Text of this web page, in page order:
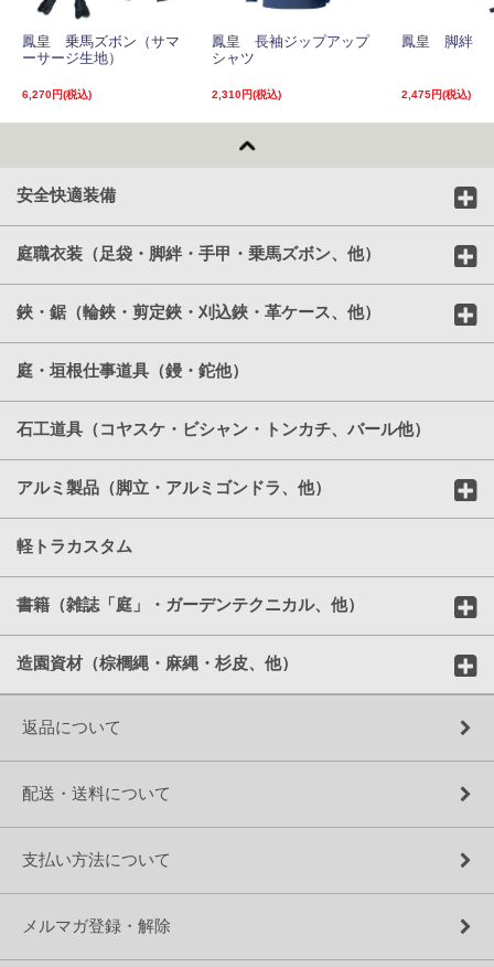
鳳皇 乗馬ズボン（サマ
ーサージ生地）
6,270円(税込)
鳳皇 長袖ジップアップ
シャツ
2,310円(税込)
鳳皇 脚絆
2,475円(税込)
安全快適装備
庭職衣装（足袋・脚絆・手甲・乗馬ズボン、他）
鋏・鋸（輪鋏・剪定鋏・刈込鋏・革ケース、他）
庭・垣根仕事道具（鏝・鉈他）
石工道具（コヤスケ・ビシャン・トンカチ、バール他）
アルミ製品（脚立・アルミゴンドラ、他）
軽トラカスタム
書籍（雑誌「庭」・ガーデンテクニカル、他）
造園資材（棕櫚縄・麻縄・杉皮、他）
返品について
配送・送料について
支払い方法について
メルマガ登録・解除